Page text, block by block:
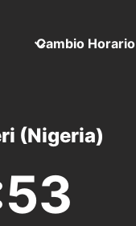
Cambio Horario
(Nigeria)